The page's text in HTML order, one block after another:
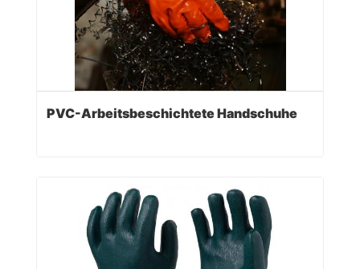
PVC-Arbeitsbeschichtete Handschuhe